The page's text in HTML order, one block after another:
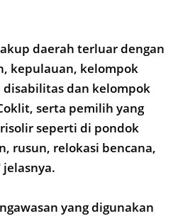
daerah terluar dengan
kepulauan, kelompok
dan kelompok
serta pemilih yang
seperti di pondok
rusun, relokasi bencana,
yang digunakan